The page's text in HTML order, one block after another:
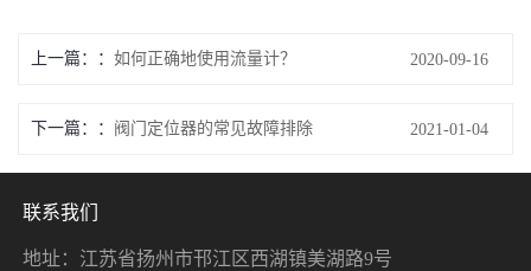
上一篇： 如何正确地使用流量计？ 2020-09-16
下一篇： 阀门定位器的常见故障排除 2021-01-04
联系我们
地址：江苏省扬州市邗江区西湖镇美湖路9号